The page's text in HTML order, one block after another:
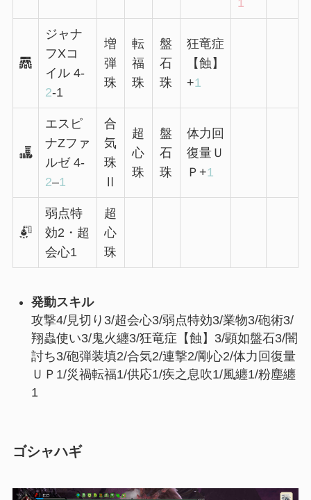
ジャナ
フXコ
イル 4-
2-1
増
弾
珠
転
福
珠
盤
石
珠
狂竜症
【蝕】
+1
エスピ
ナZファ
ルゼ 4-
2–1
合
気
珠
Ⅱ
超
心
珠
盤
石
珠
体力回
復量Ｕ
Ｐ+1
弱点特
効2・超
会心1
超
心
珠
発動スキル
攻撃4/見切り3/超会心3/弱点特効3/業物3/砲術3/
翔蟲使い3/鬼火纏3/狂竜症【蝕】3/顕如盤石3/闇
討ち3/砲弾装填2/合気2/連撃2/剛心2/体力回復量
ＵＰ1/災禍転福1/供応1/疾之息吹1/風纏1/粉塵纏
1
ゴシャハギ